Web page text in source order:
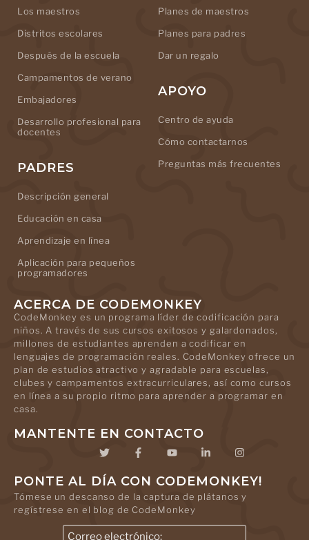
Los maestros
Distritos escolares
Después de la escuela
Campamentos de verano
Embajadores
Desarrollo profesional para
docentes
PADRES
Descripción general
Educación en casa
Aprendizaje en línea
Aplicación para pequeños
programadores
Planes de maestros
Planes para padres
Dar un regalo
APOYO
Centro de ayuda
Cómo contactarnos
Preguntas más frecuentes
ACERCA DE CODEMONKEY
CodeMonkey es un programa líder de codificación para
niños. A través de sus cursos exitosos y galardonados,
millones de estudiantes aprenden a codificar en
lenguajes de programación reales. CodeMonkey ofrece un
plan de estudios atractivo y agradable para escuelas,
clubes y campamentos extracurriculares, así como cursos
en línea a su propio ritmo para aprender a programar en
casa.
MANTENTE EN CONTACTO
PONTE AL DÍA CON CODEMONKEY!
Tómese un descanso de la captura de plátanos y
regístrese en el blog de CodeMonkey